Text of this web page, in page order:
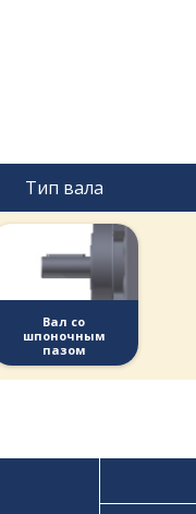
Тип вала
Вал со
шпоночным
пазом